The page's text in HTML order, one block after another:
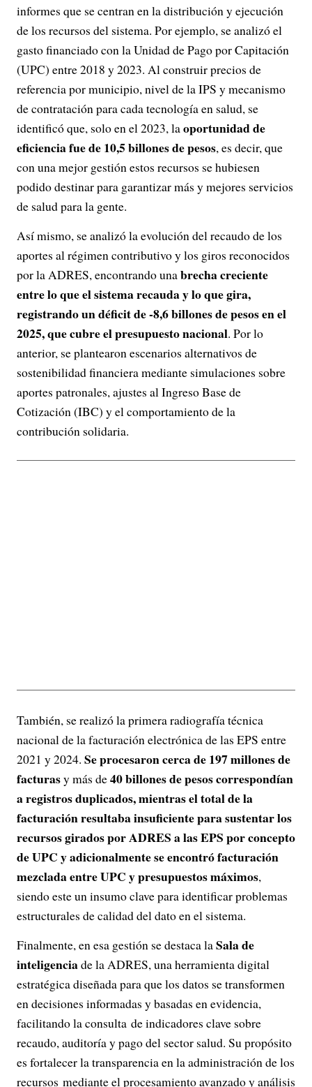
informes que se centran en la distribución y ejecución
de los recursos del sistema. Por ejemplo, se analizó el
gasto financiado con la Unidad de Pago por Capitación
(UPC) entre 2018 y 2023. Al construir precios de
referencia por municipio, nivel de la IPS y mecanismo
de contratación para cada tecnología en salud, se
identificó que, solo en el 2023, laoportunidad de
eficiencia fue de 10,5 billones de pesos, es decir, que
con una mejor gestión estos recursos se hubiesen
podido destinar para garantizar más y mejores servicios
de salud para la gente.
Así mismo, se analizó la evolución del recaudo de los
aportes al régimen contributivo y los giros reconocidos
por la ADRES, encontrando unabrecha creciente
entre lo que el sistema recauda y lo que gira,
registrando un déficit de -8,6 billones de pesos en el
2025, que cubre el presupuesto nacional. Por lo
anterior, se plantearon escenarios alternativos de
sostenibilidad financiera mediante simulaciones sobre
aportes patronales, ajustes al Ingreso Base de
Cotización (IBC) y el comportamiento de la
contribución solidaria.
También, se realizó la primera radiografía técnica
nacional de la facturación electrónica de las EPS entre
2021 y 2024. Se procesaron cerca de 197 millones de
facturasy más de40 billones de pesos correspondían
a registros duplicados, mientras el total de la
facturación resultaba insuficiente para sustentar los
recursos girados por ADRES a las EPS por concepto
de UPC y adicionalmente se encontró facturación
mezclada entre UPC y presupuestos máximos,
siendo este un insumo clave para identificar problemas
estructurales de calidad del dato en el sistema.
Finalmente, en esa gestión se destaca laSala de
inteligenciade la ADRES, una herramienta digital
estratégica diseñada para que los datos se transformen
en decisiones informadas y basadas en evidencia,
facilitando la consulta de indicadores clave sobre
recaudo, auditoría y pago del sector salud. Su propósito
es fortalecer la transparencia en la administración de los
recursos mediante el procesamiento avanzado y análisis